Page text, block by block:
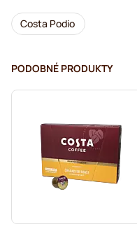
Costa Podio
PODOBNÉ PRODUKTY